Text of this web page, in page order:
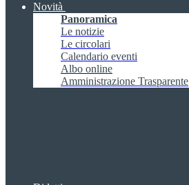
Novità
Panoramica
Le notizie
Le circolari
Calendario eventi
Albo online
Amministrazione Trasparente